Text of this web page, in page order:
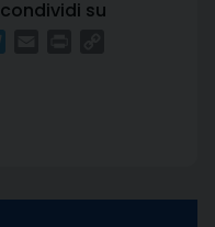
condividi su